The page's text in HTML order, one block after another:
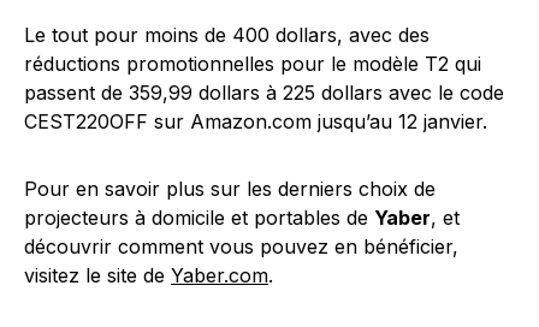
Le tout pour moins de 400 dollars, avec des
réductions promotionnelles pour le modèle T2 qui
passent de 359,99 dollars à 225 dollars avec le code
CEST220OFF sur Amazon.com jusqu’au 12 janvier.
Pour en savoir plus sur les derniers choix de
projecteurs à domicile et portables de Yaber, et
découvrir comment vous pouvez en bénéficier,
visitez le site de Yaber.com.